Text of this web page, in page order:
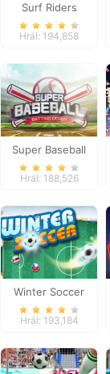
Surf Riders
Hrál: 194,858
Super Baseball
Hrál: 188,526
Winter Soccer
Hrál: 193,184